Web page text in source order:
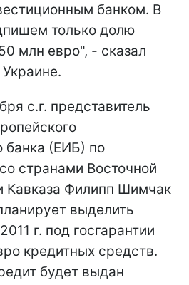
банком. В
только долю
млн евро", - сказал
с.г. представитель
банка (ЕИБ) по
странами Восточной
Кавказа Филипп Шимчак
выделить
г. под госгарантии
кредитных средств.
будет выдан